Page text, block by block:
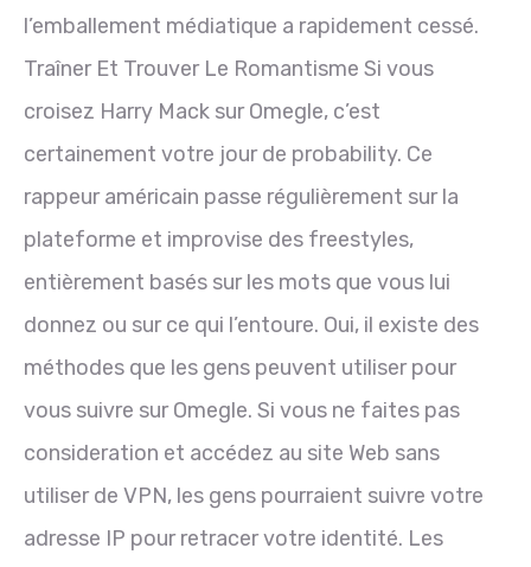
l’emballement médiatique a rapidement cessé.
Traîner Et Trouver Le Romantisme Si vous
croisez Harry Mack sur Omegle, c’est
certainement votre jour de probability. Ce
rappeur américain passe régulièrement sur la
plateforme et improvise des freestyles,
entièrement basés sur les mots que vous lui
donnez ou sur ce qui l’entoure. Oui, il existe des
méthodes que les gens peuvent utiliser pour
vous suivre sur Omegle. Si vous ne faites pas
consideration et accédez au site Web sans
utiliser de VPN, les gens pourraient suivre votre
adresse IP pour retracer votre identité. Les